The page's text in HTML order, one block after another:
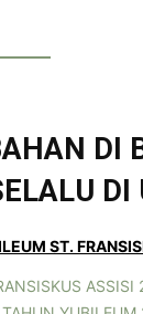
DI
DI
ST.
ASSISI